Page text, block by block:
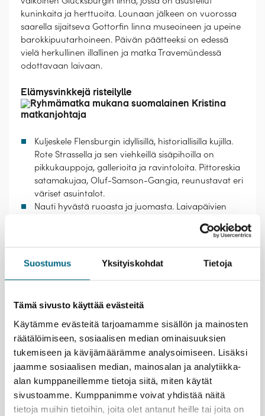
Suostumus Yksityiskohdat Tietoja
Tämä sivusto käyttää evästeitä
Käytämme evästeitä tarjoamamme sisällön ja mainosten
räätälöimiseen, sosiaalisen median ominaisuuksien
tukemiseen ja kävijämäärämme analysoimiseen. Lisäksi
jaamme sosiaalisen median, mainosalan ja analytiikka-
alan kumppaneillemme tietoja siitä, miten käytät
sivustoamme. Kumppanimme voivat yhdistää näitä
tietoja muihin tietoihin, joita olet antanut heille tai joita on
kuninkaita ja herttuoita. Lounaan jälkeen on vuorossa
saarella sijaitseva Gottorfin linna museoineen ja upeine
barokkipuutarhoineen. Päivän päätteeksi on edessä
vielä herkullinen illallinen ja matka Travemündessä
odottavaan laivaan.
Elämysvinkkejä risteilylle
Kuljeskele Flensburgin idyllisillä, historiallisilla kujilla.
Rote Strassella ja sen viehkeillä sisäpihoilla on
pikkukauppoja, gallerioita ja ravintoloita. Pittoreskia
satamakujaa, Oluf-Samson-Gangia, reunustavat eri
väriset asuintalot.
Nauti hyvästä ruoasta ja juomasta. Laivapäivien
paikallisravintoloiden tunnelma.
Vieraile 1580-luvulla rakennetussa Glücksburgin
renessanssilinnassa. Sisätilat on kalustettu vanhoin
huonekaluin ja somistettu posliini- ja hopeaesineillä,
Kristinan vastuullisuusteko
Lähtemällä tälle matkalle kasvatat Suomeen uutta
metsää ja työllistät suomalaisia nuoria. Lue lisää